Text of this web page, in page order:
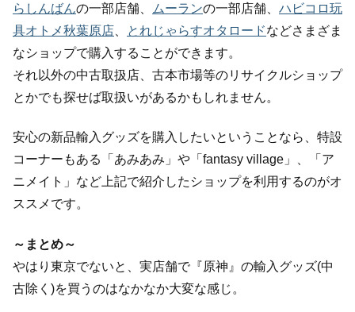
らしんばんの一部店舗、 ムーランの一部店舗、 ハビコロ玩
具オトメ秋葉原店
とれじゃらすオタロードなどさまざま
なショップで購入することができます。
それ以外の中古取扱店、古本市場等のリサイクルショップ
とかでも探せば取扱いがあるかもしれません。
安心の新品輸入グッズを購入したいということなら、特設
コーナーもある「あみあみ」や「fantasy village」、「ア
ニメイト」など上記で紹介したショップを利用するのがオ
ススメです。
～まとめ～
やはり東京でないと、実店舗で『原神』の輸入グッズ(中
古除く)を買うのはなかなか大変な感じ。